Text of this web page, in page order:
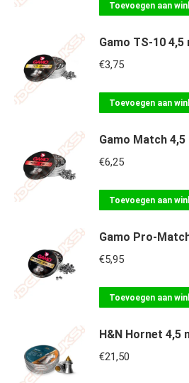
Toevoegen aan
Gamo TS-10 4,5
€3,75
Toevoegen aan
Gamo Match 4,5
€6,25
Toevoegen aan
Gamo Pro-
€5,95
Toevoegen aan
H&N Hornet 4,5
€21,50